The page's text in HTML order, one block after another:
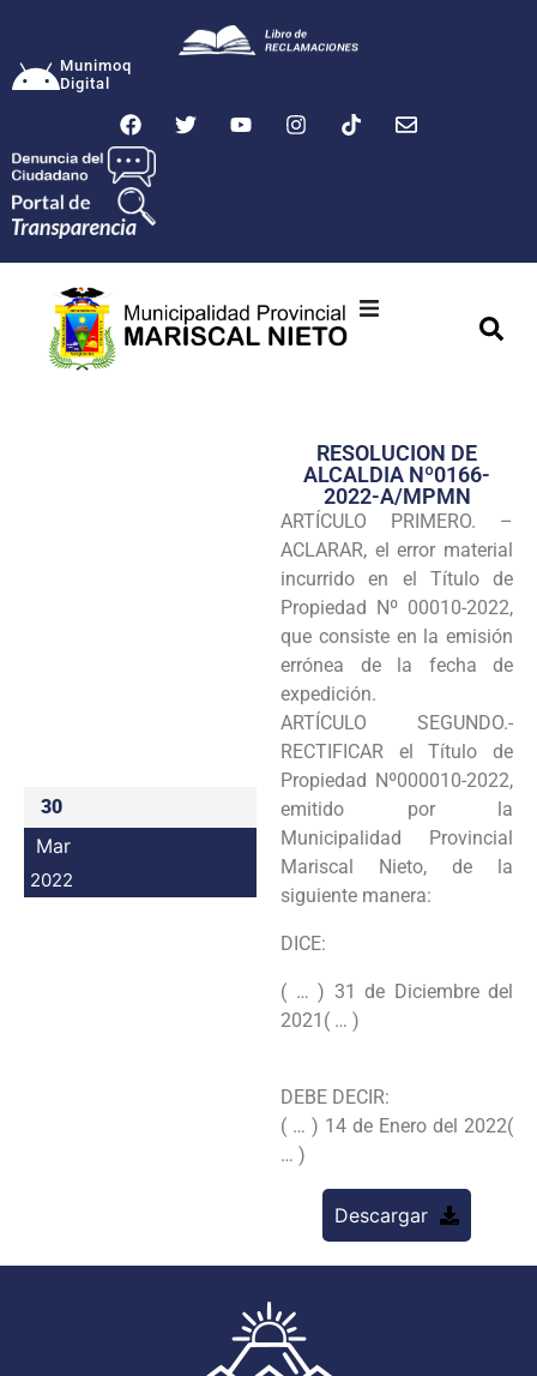
Munimoq
Digital
Transparencia
Seguridad
Programas
Intranet
30
Mar
2022
RESOLUCION DE
ALCALDIA Nº0166-
2022-A/MPMN
ARTÍCULO PRIMERO. –
ACLARAR, el error material
incurrido en el Título de
Propiedad Nº 00010-2022,
que consiste en la emisión
errónea de la fecha de
expedición.
ARTÍCULO SEGUNDO.-
RECTIFICAR el Título de
Propiedad Nº000010-2022,
emitido por la
Municipalidad Provincial
Mariscal Nieto, de la
siguiente manera:
DICE:
( … ) 31 de Diciembre del
2021( … )
DEBE DECIR:
( … ) 14 de Enero del 2022(
… )
Descargar